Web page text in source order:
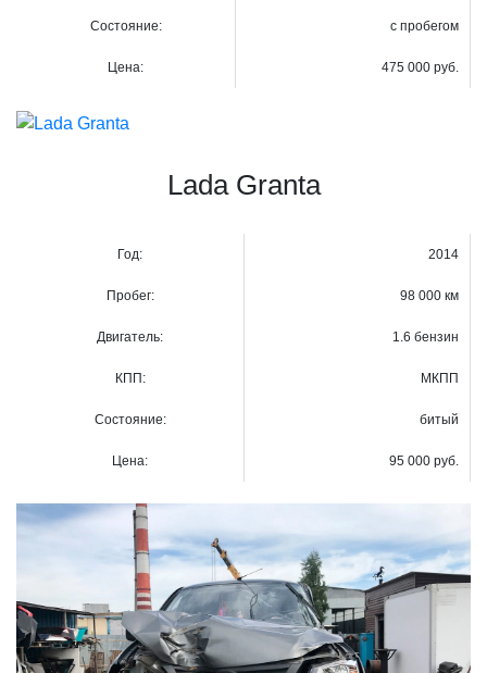
Состояние: с пробегом
Цена: 475 000 руб.
Lada Granta
Год: 2014
Пробег: 98 000 км
Двигатель: 1.6 бензин
КПП: МКПП
Состояние: битый
Цена: 95 000 руб.